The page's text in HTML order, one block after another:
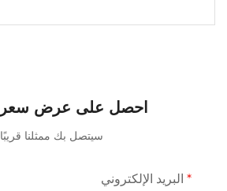
احصل على عرض سعر
سيتصل بك ممثلنا
البريد الإلكتروني